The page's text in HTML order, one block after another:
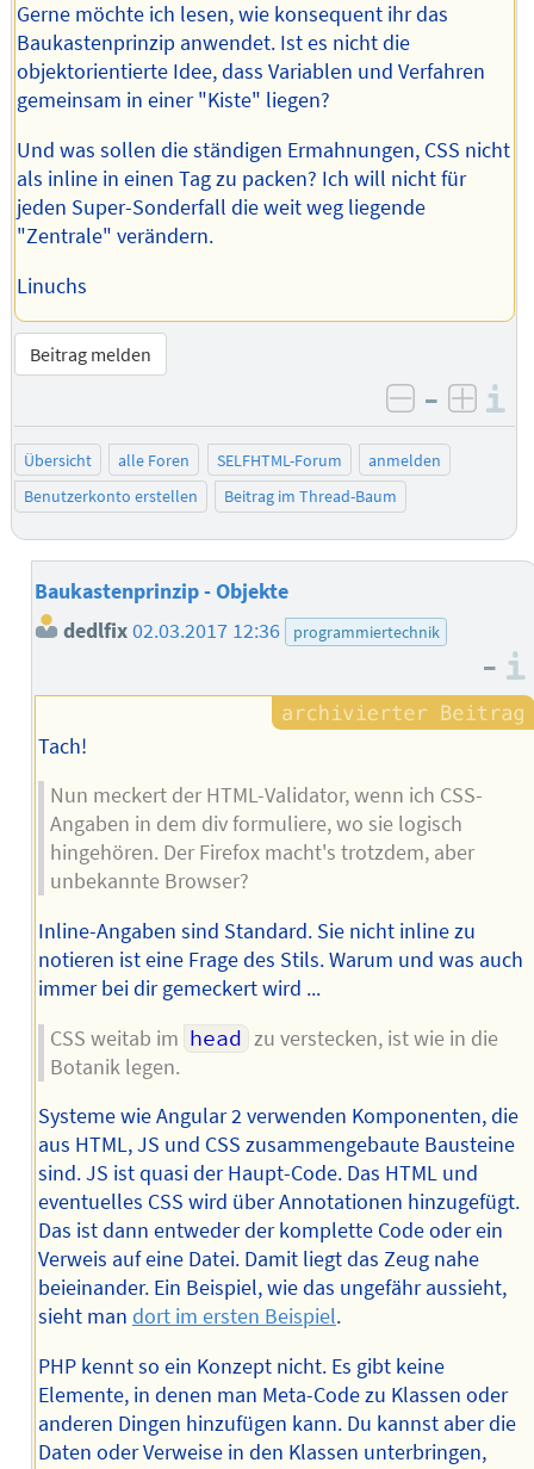
Gerne möchte ich lesen, wie konsequent ihr das
Baukastenprinzip anwendet. Ist es nicht die
objektorientierte Idee, dass Variablen und Verfahren
gemeinsam in einer "Kiste" liegen?
Und was sollen die ständigen Ermahnungen, CSS nicht
als inline in einen Tag zu packen? Ich will nicht für
jeden Super-Sonderfall die weit weg liegende
"Zentrale" verändern.
Linuchs
Beitrag melden
negativ
–
Übersicht alle Foren SELFHTML-Forum
anmelden
Benutzerkonto erstellen
Beitrag im Thread-Baum
Baukastenprinzip - Objekte
dedlfix02.03.2017 12:36 programmiertechnik
–
Tach!
Nun meckert der HTML-Validator, wenn ich CSS-
Angaben in dem div formuliere, wo sie logisch
hingehören. Der Firefox macht's trotzdem, aber
unbekannte Browser?
Inline-Angaben sind Standard. Sie nicht inline zu
notieren ist eine Frage des Stils. Warum und was auch
immer bei dir gemeckert wird ...
CSS weitab im head zu verstecken, ist wie in die
Botanik legen.
Systeme wie Angular 2 verwenden Komponenten, die
aus HTML, JS und CSS zusammengebaute Bausteine
sind. JS ist quasi der Haupt-Code. Das HTML und
eventuelles CSS wird über Annotationen hinzugefügt.
Das ist dann entweder der komplette Code oder ein
Verweis auf eine Datei. Damit liegt das Zeug nahe
beieinander. Ein Beispiel, wie das ungefähr aussieht,
sieht man dort im ersten Beispiel.
PHP kennt so ein Konzept nicht. Es gibt keine
Elemente, in denen man Meta-Code zu Klassen oder
anderen Dingen hinzufügen kann. Du kannst aber die
Daten oder Verweise in den Klassen unterbringen,